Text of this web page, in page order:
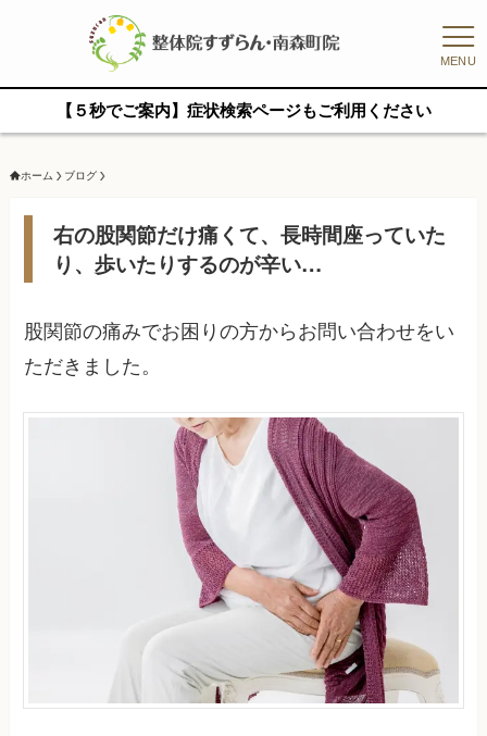
MENU
【５秒でご案内】症状検索ページもご利用ください
ホーム ブログ
右の股関節だけ痛くて、長時間座っていた
り、歩いたりするのが辛い…
股関節の痛みでお困りの方からお問い合わせをい
ただきました。